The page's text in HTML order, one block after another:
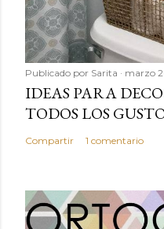
Publicado por Sarita marzo
IDEAS PARA
TODOS LOS
Compartir 1 comentario